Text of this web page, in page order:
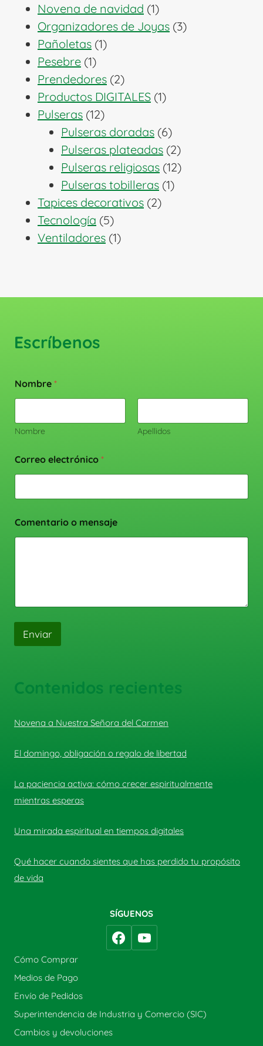
productos
Novena de navidad 11
producto
Organizadores de Joyas 33
Pañoletas 11
Pesebre 11
producto
Prendedores 22
productos
Productos DIGITALES 11
Pulseras 1212
productos
Pulseras doradas 66
productos
Pulseras plateadas 22
productos
Pulseras religiosas 1212
Pulseras tobilleras 11
Tapices decorativos 22
Tecnología 55
productos
Ventiladores 11
Escríbenos
Nombre *
Nombre Apellidos
Correo electrónico *
Comentario o mensaje
Enviar
Contenidos recientes
Novena a Nuestra Señora del Carmen
El domingo, obligación o regalo de libertad
La paciencia activa: cómo crecer espiritualmente
mientras esperas
Una mirada espiritual en tiempos digitales
Qué hacer cuando sientes que has perdido tu propósito
de vida
SÍGUENOS
Cómo Comprar
Medios de Pago
Envío de Pedidos
Superintendencia de Industria y Comercio (SIC)
Cambios y devoluciones